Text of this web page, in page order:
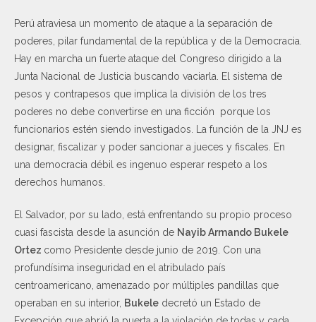
Perú atraviesa un momento de ataque a la separación de
poderes, pilar fundamental de la república y de la Democracia.
Hay en marcha un fuerte ataque del Congreso dirigido a la
Junta Nacional de Justicia buscando vaciarla. El sistema de
pesos y contrapesos que implica la división de los tres
poderes no debe convertirse en una ficción porque los
funcionarios estén siendo investigados. La función de la JNJ es
designar, fiscalizar y poder sancionar a jueces y fiscales. En
una democracia débil es ingenuo esperar respeto a los
derechos humanos.
El Salvador, por su lado, está enfrentando su propio proceso
cuasi fascista desde la asunción de Nayib Armando Bukele
Ortez como Presidente desde junio de 2019. Con una
profundísima inseguridad en el atribulado país
centroamericano, amenazado por múltiples pandillas que
operaban en su interior, Bukele decretó un Estado de